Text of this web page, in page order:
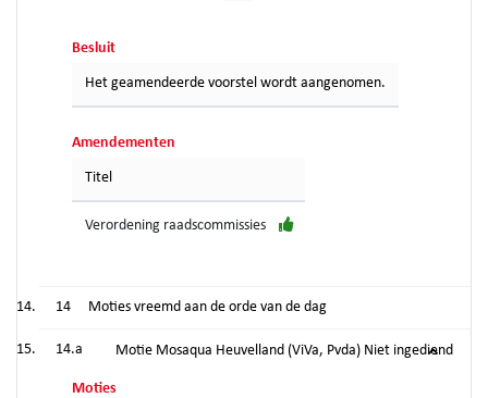
Besluit
Het geamendeerde voorstel wordt aangenomen.
Amendementen
Titel
Verordening raadscommissies
14 Moties vreemd aan de orde van de dag
14.a Motie Mosaqua Heuvelland (ViVa, Pvda) Niet ingediend
Moties